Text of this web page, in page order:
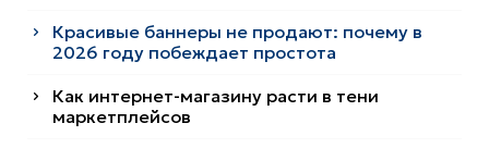
Красивые баннеры не продают: почему в
2026 году побеждает простота
Как интернет-магазину расти в тени
маркетплейсов